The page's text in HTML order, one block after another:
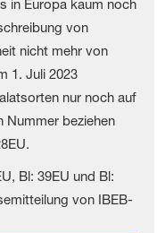
in Europa kaum noch
von
nicht mehr von
1. Juli 2023
nur noch auf
Nummer beziehen
Bl: 39EU und Bl:
von IBEB-